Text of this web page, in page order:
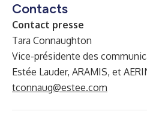
Contacts
Contact presse
Tara Connaughton
Vice-présidente des
Estée Lauder, ARAMIS, et
tconnaug@estee.com